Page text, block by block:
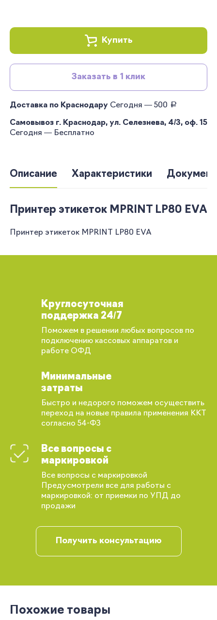
Купить
Заказать в 1 клик
Доставка по Краснодару Сегодня — 500 руб.
Самовывоз г. Краснодар, ул. Селезнева, 4/3, оф. 15
Сегодня — Бесплатно
Описание Характеристики
Принтер этикеток MPRINT LP80 EVA
Принтер этикеток MPRINT LP80 EVA
Круглосуточная
поддержка 24/7
Поможем в решении любых вопросов по
подключению кассовых аппаратов и
работе ОФД
Минимальные
затраты
Быстро и недорого поможем осуществить
переход на новые правила применения ККТ
согласно 54-ФЗ
Все вопросы с
маркировкой
Все вопросы с маркировкой
Предусмотрели все для работы с
маркировкой: от приемки по УПД до
продажи
Получить консультацию
Похожие товары
Вы сможете отслеживать статус своих
заказов и получать индивидуальные
рекомендации